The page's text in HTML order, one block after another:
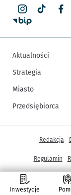
Inwestycje
Aktualności
Strategia
Miasto
Przedsiębiorca
©
Inne
Redakcja
Regulamin